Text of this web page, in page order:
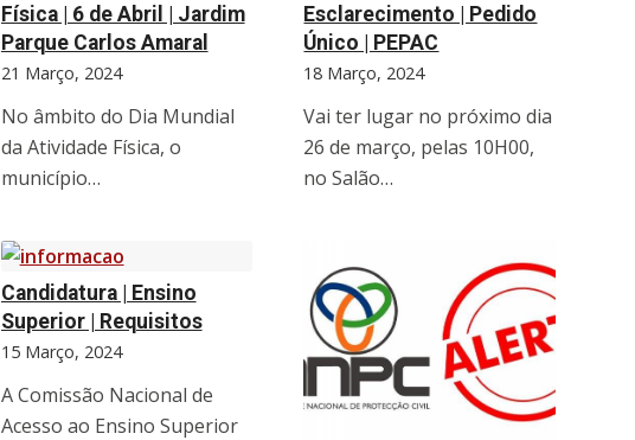
Física | 6 de Abril | Jardim
Parque Carlos Amaral
21 Março, 2024
No âmbito do Dia Mundial
da Atividade Física, o
município…
Esclarecimento | Pedido
Único | PEPAC
18 Março, 2024
Vai ter lugar no próximo dia
26 de março, pelas 10H00,
no Salão…
Candidatura | Ensino
Superior | Requisitos
15 Março, 2024
A Comissão Nacional de
Acesso ao Ensino Superior